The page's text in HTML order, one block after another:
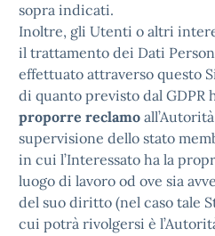
sopra indicati.
Inoltre, gli Utenti o altri
il trattamento dei Dati
effettuato attraverso questo
di quanto previsto dal GDPR
proporre reclamo
supervisione dello stato
in cui l’Interessato ha la
luogo di lavoro od ove sia
del suo diritto (nel caso tale
cui potrà rivolgersi è